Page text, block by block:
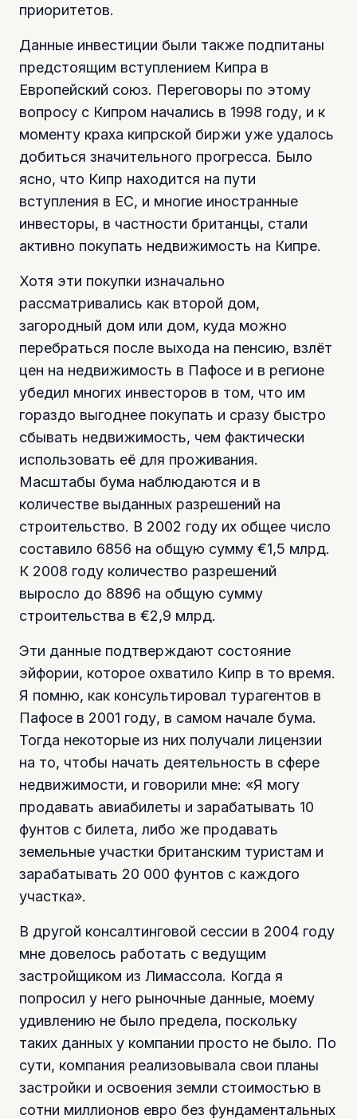
приоритетов.
Данные инвестиции были также подпитаны
предстоящим вступлением Кипра в
Европейский союз. Переговоры по этому
вопросу с Кипром начались в 1998 году, и к
моменту краха кипрской биржи уже удалось
добиться значительного прогресса. Было
ясно, что Кипр находится на пути
вступления в ЕС, и многие иностранные
инвесторы, в частности британцы, стали
активно покупать недвижимость на Кипре.
Хотя эти покупки изначально
рассматривались как второй дом,
загородный дом или дом, куда можно
перебраться после выхода на пенсию, взлёт
цен на недвижимость в Пафосе и в регионе
убедил многих инвесторов в том, что им
гораздо выгоднее покупать и сразу быстро
сбывать недвижимость, чем фактически
использовать её для проживания.
Масштабы бума наблюдаются и в
количестве выданных разрешений на
строительство. В 2002 году их общее число
составило 6856 на общую сумму €1,5 млрд.
К 2008 году количество разрешений
выросло до 8896 на общую сумму
строительства в €2,9 млрд.
Эти данные подтверждают состояние
эйфории, которое охватило Кипр в то время.
Я помню, как консультировал турагентов в
Пафосе в 2001 году, в самом начале бума.
Тогда некоторые из них получали лицензии
на то, чтобы начать деятельность в сфере
недвижимости, и говорили мне: «Я могу
продавать авиабилеты и зарабатывать 10
фунтов с билета, либо же продавать
земельные участки британским туристам и
зарабатывать 20 000 фунтов с каждого
участка».
В другой консалтинговой сессии в 2004 году
мне довелось работать с ведущим
застройщиком из Лимассола. Когда я
попросил у него рыночные данные, моему
удивлению не было предела, поскольку
таких данных у компании просто не было. По
сути, компания реализовывала свои планы
застройки и освоения земли стоимостью в
сотни миллионов евро без фундаментальных